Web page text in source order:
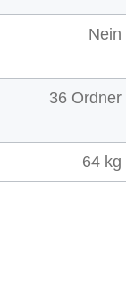
Nein
36 Ordner
64 kg